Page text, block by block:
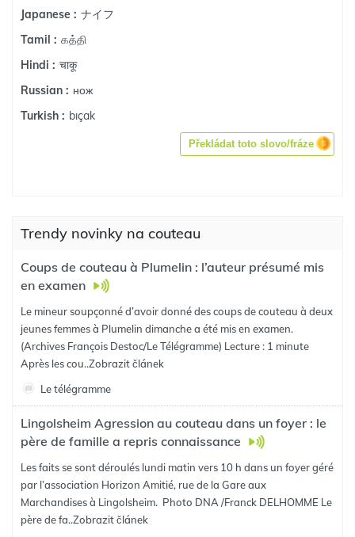
Japanese : ナイフ
Tamil : கத்தி
Hindi : चाकू
Russian : нож
Turkish : bıçak
Překládat toto slovo/fráze
Trendy novinky na couteau
Coups de couteau à Plumelin : l’auteur présumé mis
en examen
Le mineur soupçonné d’avoir donné des coups de couteau à deux
jeunes femmes à Plumelin dimanche a été mis en examen.
(Archives François Destoc/Le Télégramme) Lecture : 1 minute
Après les cou..Zobrazit článek
Le télégramme
Lingolsheim Agression au couteau dans un foyer : le
père de famille a repris connaissance
Les faits se sont déroulés lundi matin vers 10 h dans un foyer géré
par l’association Horizon Amitié, rue de la Gare aux
Marchandises à Lingolsheim. Photo DNA /Franck DELHOMME Le
père de fa..Zobrazit článek